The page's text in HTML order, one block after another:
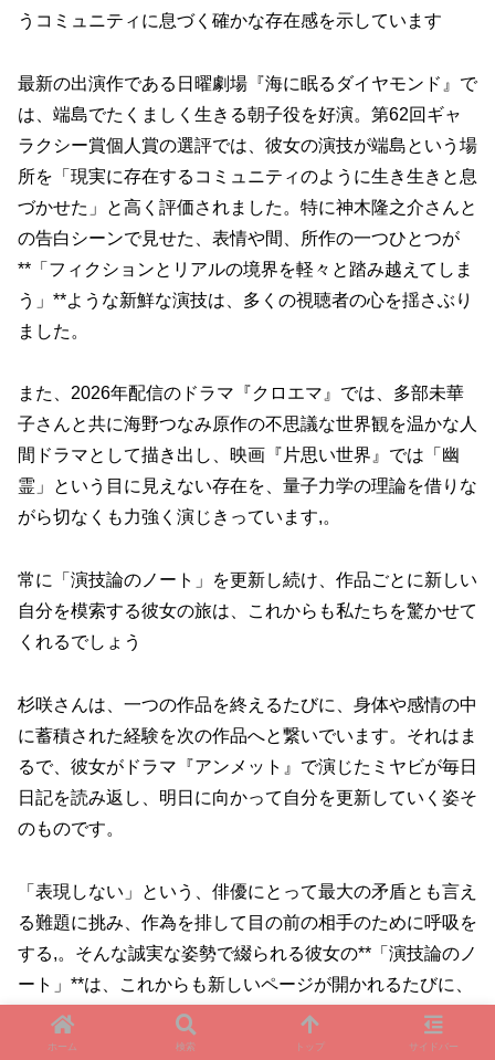
うコミュニティに息づく確かな存在感を示しています
最新の出演作である日曜劇場『海に眠るダイヤモンド』で
は、端島でたくましく生きる朝子役を好演。第62回ギャ
ラクシー賞個人賞の選評では、彼女の演技が端島という場
所を「現実に存在するコミュニティのように生き生きと息
づかせた」と高く評価されました。特に神木隆之介さんと
の告白シーンで見せた、表情や間、所作の一つひとつが
**「フィクションとリアルの境界を軽々と踏み越えてしま
う」**ような新鮮な演技は、多くの視聴者の心を揺さぶり
ました。
また、2026年配信のドラマ『クロエマ』では、多部未華
子さんと共に海野つなみ原作の不思議な世界観を温かな人
間ドラマとして描き出し、映画『片思い世界』では「幽
霊」という目に見えない存在を、量子力学の理論を借りな
がら切なくも力強く演じきっています,。
常に「演技論のノート」を更新し続け、作品ごとに新しい
自分を模索する彼女の旅は、これからも私たちを驚かせて
くれるでしょう
杉咲さんは、一つの作品を終えるたびに、身体や感情の中
に蓄積された経験を次の作品へと繋いでいます。それはま
るで、彼女がドラマ『アンメット』で演じたミヤビが毎日
日記を読み返し、明日に向かって自分を更新していく姿そ
のものです。
「表現しない」という、俳優にとって最大の矛盾とも言え
る難題に挑み、作為を排して目の前の相手のために呼吸を
する,。そんな誠実な姿勢で綴られる彼女の**「演技論のノ
ート」**は、これからも新しいページが開かれるたびに、
私たちに見たことのない景色を見せてくれるに違いありま
せん。進化し続ける俳優・杉咲花が、次にどのような「生
ホーム 検索 トップ サイドバー